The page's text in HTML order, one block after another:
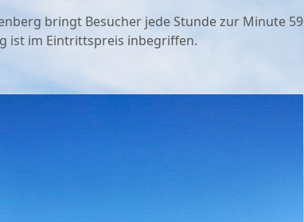
bringt Besucher jede Stunde zur Minute 59
ist im Eintrittspreis inbegriffen.